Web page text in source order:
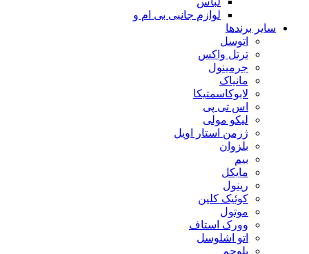
لوازم جانبی بی ام و
سایر برندها
اتوسل
ترتل واکس
جرمینول
مانیاک
لابوکاسمتیکا
اس تی پی
لیکو مولی
ژرمن استار اویل
بلزوان
بیم
مایکل
رینول
کوئیک کلین
موتول
وورک استاف
اتو اشلوسل
بلوچم